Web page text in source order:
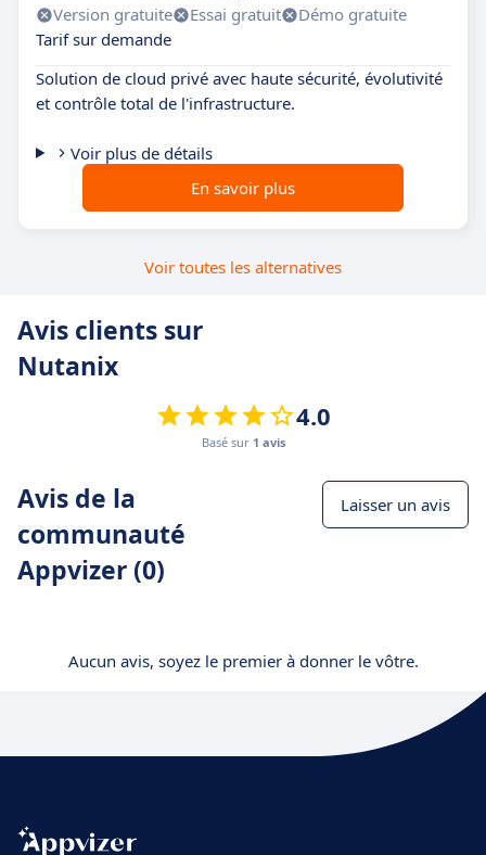
Version gratuite Essai gratuit
Démo gratuite
Tarif sur demande
Solution de cloud privé avec haute sécurité, évolutivité
et contrôle total de l'infrastructure.
Voir plus de détails
En savoir plus
Voir toutes les alternatives
Avis clients sur
Nutanix
4.0
Basé sur 1 avis
Avis de la
communauté
Appvizer (0)
Laisser un avis
Aucun avis, soyez le premier à donner le vôtre.